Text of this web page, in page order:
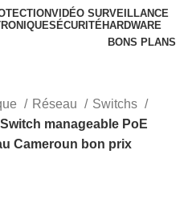
VIDÉO SURVEILLANCE
SÉCURITÉHARDWARE
BONS PLANS
Réseau
Switchs
manageable PoE
Cameroun bon prix